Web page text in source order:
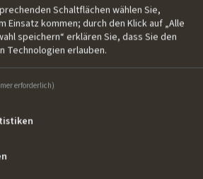
– Die jungen Ärzte
weiße Löwen
| Drehbuch
Schaltflächen wählen Sie,
Einsatz kommen; durch den Klick auf „Alle
speichern“ erklären Sie, dass Sie den
Technologien erlauben.
erforderlich)